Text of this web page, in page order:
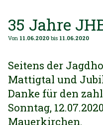
35 Jahre
Von 11.06.2020 bis 11.06.2020
Seitens der
Mattigtal und
Danke für den
Sonntag,
Mauerkirchen.